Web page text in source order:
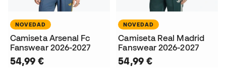
NOVEDAD
Camiseta Arsenal Fc
Fanswear 2026-2027
54,99 €
NOVEDAD
Camiseta Real Madrid
Fanswear 2026-2027
54,99 €